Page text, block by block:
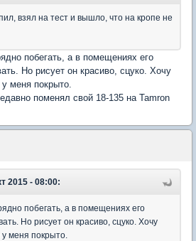
взял на тест и вышло, что на кропе не
побегать, а в помещениях его
Но рисует он красиво, сцуко. Хочу
меня покрыто.
поменял свой 18-135 на Tamron
2015 - 08:00:
побегать, а в помещениях его
Но рисует он красиво, сцуко. Хочу
у меня покрыто.